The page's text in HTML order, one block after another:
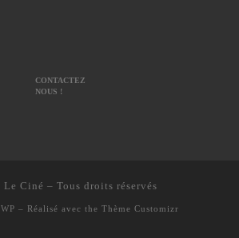
CONTACTEZ
NOUS !
Le Ciné – Tous droits réservés
WP – Réalisé avec the Thème Customizr